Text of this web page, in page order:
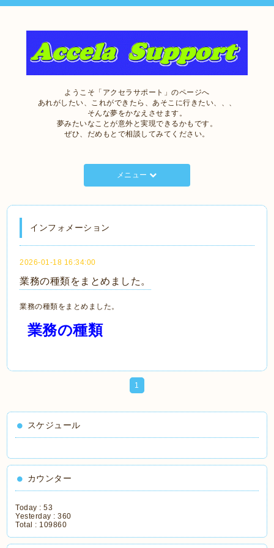
ようこそ「アクセラサポート」のページへ
あれがしたい、これができたら、あそこに行きたい、、、
そんな夢をかなえさせます。
夢みたいなことが意外と実現できるかもです。
ぜひ、だめもとで相談してみてください。
メニュー
インフォメーション
2026-01-18 16:34:00
業務の種類をまとめました。
業務の種類をまとめました。
業務の種類
1
スケジュール
カウンター
Today :53
Yesterday :360
Total : 109860